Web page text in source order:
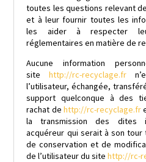
toutes les questions relevant
et à leur fournir toutes les
les aider à respecter
réglementaires en matière de
Aucune information
site
http://rc-recyclage.fr
l’utilisateur, échangée,
support quelconque à des
rachat de http://rc-recyclage.fr
la transmission des dites
acquéreur qui serait à son
de conservation et de
de l’utilisateur du site http://rc-